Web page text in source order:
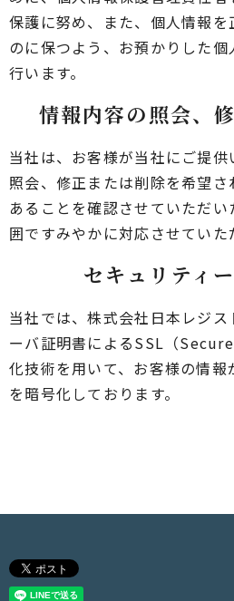
保護に努め、また、個人情報を
のに保つよう、お預かりした
行います。
情報内容の照会、
当社は、お客様が当社にご提
照会、修正または削除を希望
あることを確認させていただ
囲ですみやかに対応させていた
セキュリティ
当社では、株式会社日本レジ
ーバ証明書によるSSL（
化技術を用いて、お客様の情
を暗号化しております。